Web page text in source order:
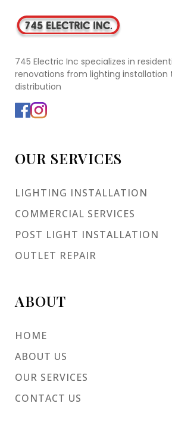
745 Electric Inc specializes in
renovations from lighting installation
distribution
OUR SERVICES
LIGHTING INSTALLATION
COMMERCIAL SERVICES
POST LIGHT INSTALLATION
OUTLET REPAIR
ABOUT
HOME
ABOUT US
OUR SERVICES
CONTACT US